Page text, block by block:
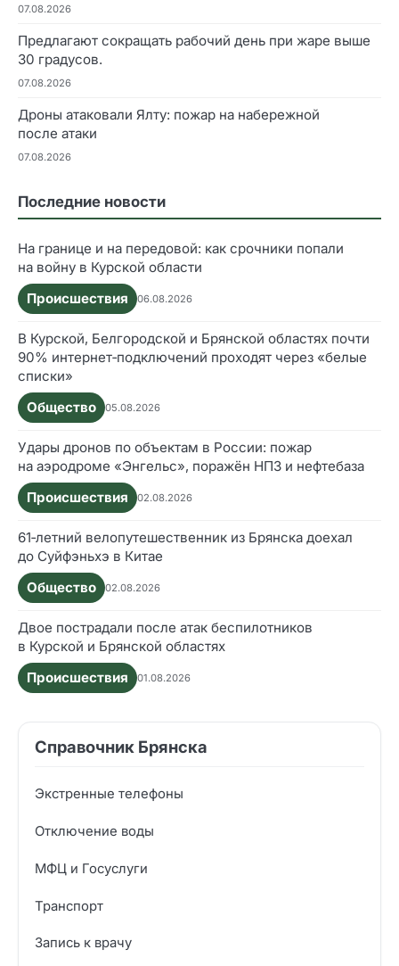
07.08.2026
Предлагают сокращать рабочий день при жаре выше
30 градусов.
07.08.2026
Дроны атаковали Ялту: пожар на набережной
после атаки
07.08.2026
Последние новости
На границе и на передовой: как срочники попали
на войну в Курской области
Происшествия
06.08.2026
В Курской, Белгородской и Брянской областях почти
90% интернет‑подключений проходят через «белые
списки»
Общество
05.08.2026
Удары дронов по объектам в России: пожар
на аэродроме «Энгельс», поражён НПЗ и нефтебаза
Происшествия
02.08.2026
61‑летний велопутешественник из Брянска доехал
до Суйфэньхэ в Китае
Общество
02.08.2026
Двое пострадали после атак беспилотников
в Курской и Брянской областях
Происшествия
01.08.2026
Справочник Брянска
Экстренные телефоны
Отключение воды
МФЦ и Госуслуги
Транспорт
Запись к врачу